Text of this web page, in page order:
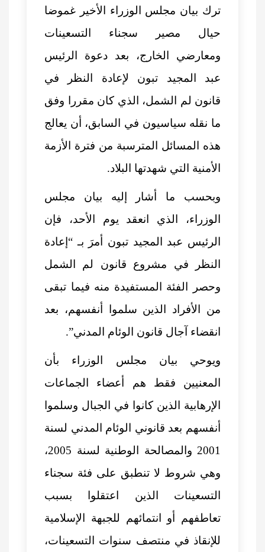
ترك بيان مجلس الوزراء الأخير غموضا
حيال مصير سجناء التسعينات
ومعارضي الخارج، بعد دعوة الرئيس
عبد المجيد تبون لإعادة النظر في
قانون لم الشمل، الذي كان مقررا وفق
ما نقله سياسيون في السابق، أن يعالج
هذه المسائل المترسبة من فترة الأزمة
الأمنية التي شهدتها البلاد.
وبحسب ما أشار إليه بيان مجلس
الوزراء، الذي انعقد يوم الأحد، فإن
الرئيس عبد المجيد تبون أمرَ بـ “إعادة
النظر في مشروع قانون لم الشمل
وحصر الفئة المستفيدة منه فيما تبقى
من الأفراد الذين سلموا أنفسهم، بعد
انقضاء آجال قانون الوئام المدني”.
ويوحي بيان مجلس الوزراء بأن
المعنيين فقط هم أعضاء الجماعات
الإرهابية الذين كانوا في الجبال وسلموا
أنفسهم بعد قانوني الوئام المدني لسنة
2001 والمصالحة الوطنية لسنة 2005،
وهي شروط لا تنطبق على فئة سجناء
التسعينات الذين اعتقلوا بسبب
تعاطفهم أو انتمائهم للجبهة الإسلامية
للإنقاذ في منتصف سنوات التسعينات،